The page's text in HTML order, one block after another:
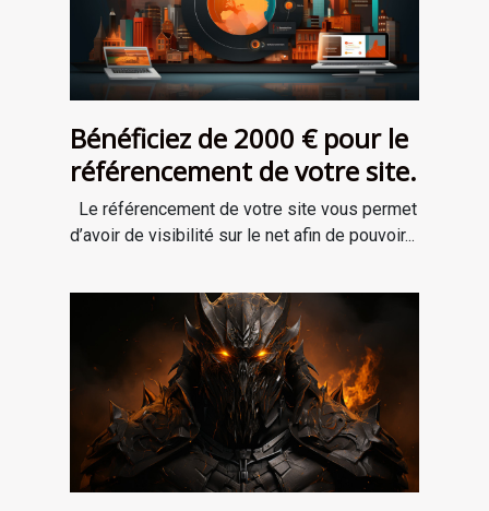
Bénéficiez de 2000 € pour le
référencement de votre site.
Le référencement de votre site vous permet
d’avoir de visibilité sur le net afin de pouvoir...